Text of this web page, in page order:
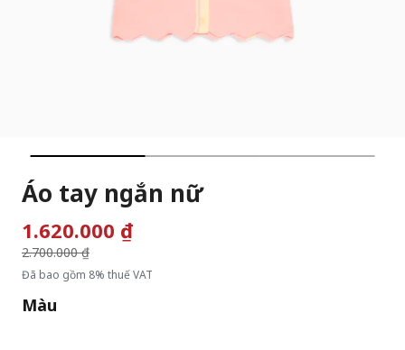
Áo tay ngắn nữ
1.620.000 ₫Giá giảm từ
2.700.000 ₫
đến
Đã bao gồm 8% thuế VAT
Màu